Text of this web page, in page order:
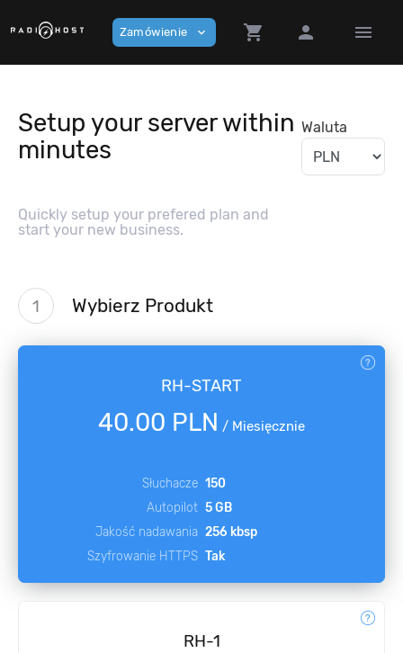
Zamówienie expand_more shopping_cart person menu
Setup your server within
minutes
Quickly setup your prefered plan and
start your new business.
Waluta
1 Wybierz Produkt
RH-START
40.00 PLN / Miesięcznie
Słuchacze 150
Autopilot 5 GB
Jakość nadawania 256 kbsp
Szyfrowanie HTTPS Tak
RH-1